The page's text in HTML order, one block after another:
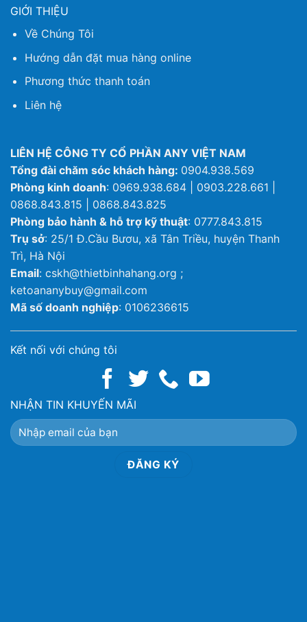
GIỚI THIỆU
Về Chúng Tôi
Hướng dẫn đặt mua hàng online
Phương thức thanh toán
Liên hệ
LIÊN HỆ CÔNG TY CỔ PHẦN ANY VIỆT NAM
Tổng đài chăm sóc khách hàng: 0904.938.569
Phòng kinh doanh: 0969.938.684 | 0903.228.661 |
0868.843.815 | 0868.843.825
Phòng bảo hành & hỗ trợ kỹ thuật: 0777.843.815
Trụ sở: 25/1 Đ.Cầu Bươu, xã Tân Triều, huyện Thanh
Trì, Hà Nội
Email: cskh@thietbinhahang.org ;
ketoananybuy@gmail.com
Mã số doanh nghiệp: 0106236615
Kết nối với chúng tôi
NHẬN TIN KHUYẾN MÃI